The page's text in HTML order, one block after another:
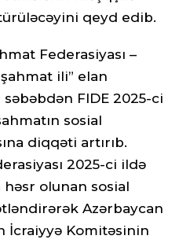
qeyd edib.
Federasiyası –
ili” elan
FIDE 2025-ci
sosial
diqqəti artırıb.
2025-ci ildə
olunan sosial
Azərbaycan
İcraiyyə Komitəsinin